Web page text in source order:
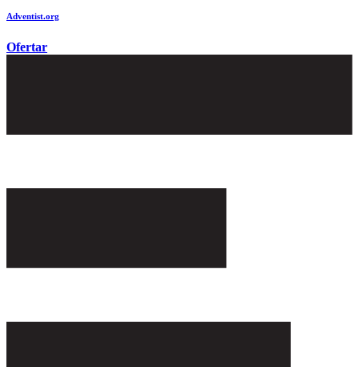
Adventist.org
Ofertar